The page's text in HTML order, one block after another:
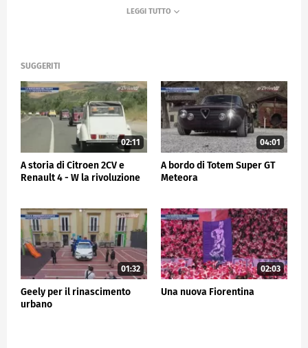
SUGGERITI
02:11
A storia di Citroen 2CV e
Renault 4 - W la rivoluzione
04:01
A bordo di Totem Super GT
Meteora
01:32
Geely per il rinascimento
urbano
02:03
Una nuova Fiorentina